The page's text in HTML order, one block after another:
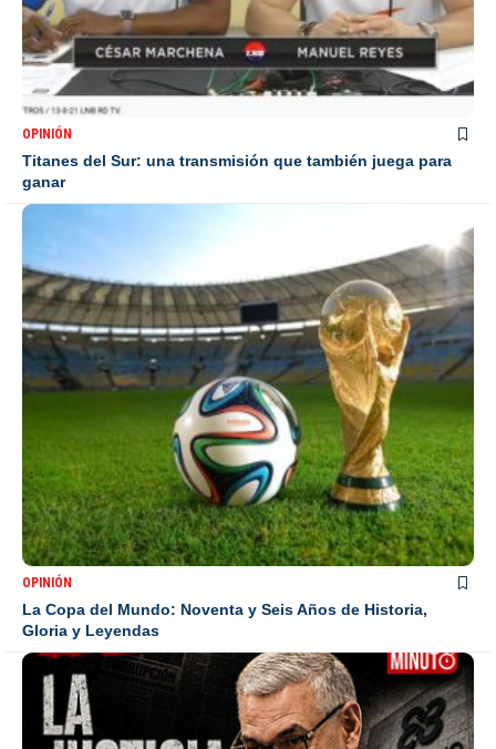
OPINIÓN
Titanes del Sur: una transmisión que también juega para
ganar
OPINIÓN
La Copa del Mundo: Noventa y Seis Años de Historia,
Gloria y Leyendas